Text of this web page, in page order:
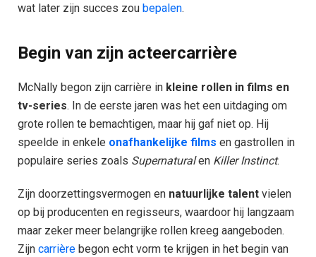
wat later zijn succes zou bepalen.
Begin van zijn acteercarrière
McNally begon zijn carrière in kleine rollen in films en
tv-series. In de eerste jaren was het een uitdaging om
grote rollen te bemachtigen, maar hij gaf niet op. Hij
speelde in enkele onafhankelijke films en gastrollen in
populaire series zoals Supernaturalen Killer Instinct.
Zijn doorzettingsvermogen en natuurlijke talent vielen
op bij producenten en regisseurs, waardoor hij langzaam
maar zeker meer belangrijke rollen kreeg aangeboden.
Zijn carrière begon echt vorm te krijgen in het begin van